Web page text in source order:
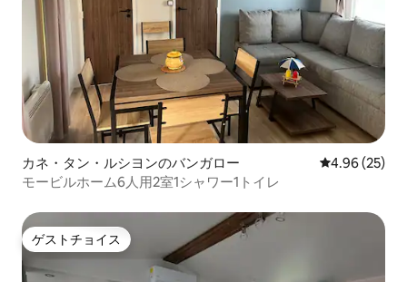
カネ・タン・ルシヨンのバンガロー レビュー25
4.96 (25)
モービルホーム6人用2室1シャワー1トイレ
ゲストチョイス
ゲストチョイス